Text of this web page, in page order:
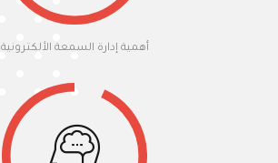
أهمية إدارة السمعة الألكترونية